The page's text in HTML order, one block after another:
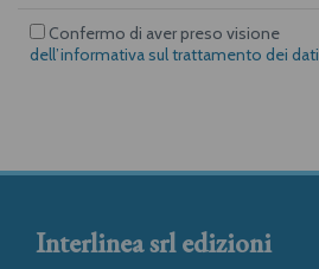
Confermo di aver preso visione
dell’informativa sul trattamento dei dati
Interlinea srl edizioni